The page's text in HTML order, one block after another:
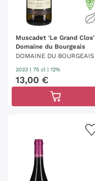
Muscadet 'Le Grand Clos'
Domaine du Bourgeais
DOMAINE DU BOURGEAIS
2023 | 75 cl | 12%
13,00 €